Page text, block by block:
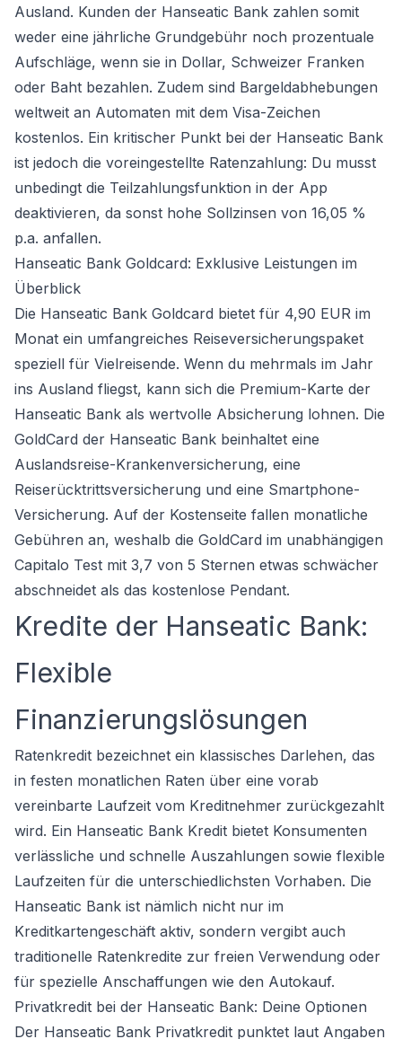
Ausland. Kunden der Hanseatic Bank zahlen somit
weder eine jährliche Grundgebühr noch prozentuale
Aufschläge, wenn sie in Dollar, Schweizer Franken
oder Baht bezahlen. Zudem sind Bargeldabhebungen
weltweit an Automaten mit dem Visa-Zeichen
kostenlos. Ein kritischer Punkt bei der Hanseatic Bank
ist jedoch die voreingestellte Ratenzahlung: Du musst
unbedingt die Teilzahlungsfunktion in der App
deaktivieren, da sonst hohe Sollzinsen von 16,05 %
p.a. anfallen.
Hanseatic Bank Goldcard: Exklusive Leistungen im
Überblick
Die Hanseatic Bank Goldcard bietet für 4,90 EUR im
Monat ein umfangreiches Reiseversicherungspaket
speziell für Vielreisende. Wenn du mehrmals im Jahr
ins Ausland fliegst, kann sich die Premium-Karte der
Hanseatic Bank als wertvolle Absicherung lohnen. Die
GoldCard der Hanseatic Bank beinhaltet eine
Auslandsreise-Krankenversicherung, eine
Reiserücktrittsversicherung und eine Smartphone-
Versicherung. Auf der Kostenseite fallen monatliche
Gebühren an, weshalb die GoldCard im unabhängigen
Capitalo Test mit 3,7 von 5 Sternen etwas schwächer
abschneidet als das kostenlose Pendant.
Kredite der Hanseatic Bank:
Flexible
Finanzierungslösungen
Ratenkredit bezeichnet ein klassisches Darlehen, das
in festen monatlichen Raten über eine vorab
vereinbarte Laufzeit vom Kreditnehmer zurückgezahlt
wird. Ein Hanseatic Bank Kredit bietet Konsumenten
verlässliche und schnelle Auszahlungen sowie flexible
Laufzeiten für die unterschiedlichsten Vorhaben. Die
Hanseatic Bank ist nämlich nicht nur im
Kreditkartengeschäft aktiv, sondern vergibt auch
traditionelle Ratenkredite zur freien Verwendung oder
für spezielle Anschaffungen wie den Autokauf.
Privatkredit bei der Hanseatic Bank: Deine Optionen
Der Hanseatic Bank Privatkredit punktet laut Angaben